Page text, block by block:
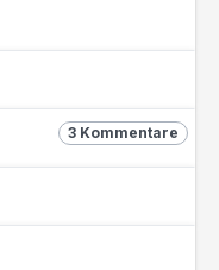
3 Kommentare